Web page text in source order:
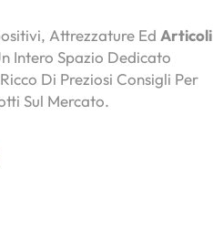
Attrezzature Ed Articoli
Intero Spazio Dedicato
Di Preziosi Consigli Per
Sul Mercato.